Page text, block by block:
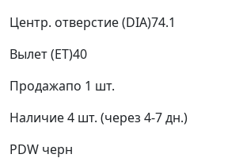
Центр. отверстие (DIA)74.1
Вылет (ET)40
Продажапо 1 шт.
Наличие4 шт. (через 4-7 дн.)
PDW черн